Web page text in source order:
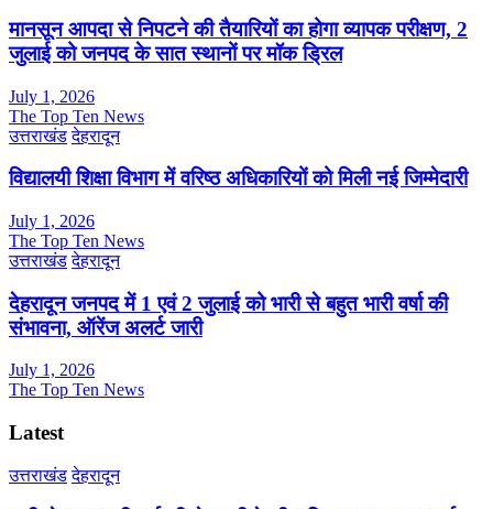
मानसून आपदा से निपटने की तैयारियों का होगा व्यापक परीक्षण, 2
जुलाई को जनपद के सात स्थानों पर मॉक ड्रिल
July 1, 2026
The Top Ten News
उत्तराखंड देहरादून
विद्यालयी शिक्षा विभाग में वरिष्ठ अधिकारियों को मिली नई जिम्मेदारी
July 1, 2026
The Top Ten News
उत्तराखंड देहरादून
देहरादून जनपद में 1 एवं 2 जुलाई को भारी से बहुत भारी वर्षा की
संभावना, ऑरेंज अलर्ट जारी
July 1, 2026
The Top Ten News
Latest
उत्तराखंड देहरादून